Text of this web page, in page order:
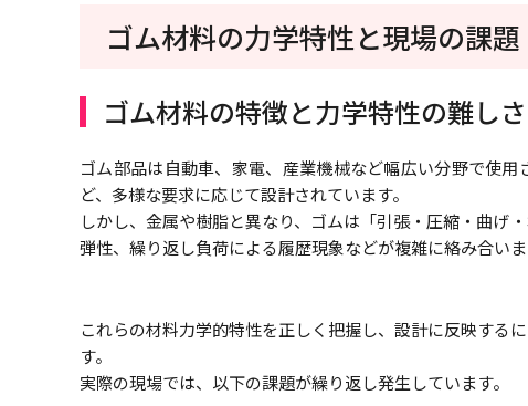
ゴム材料の力学特性と現場の課題
ゴム材料の特徴と力学特性の難しさ
ゴム部品は自動車、家電、産業機械など幅広い分野で使
ど、多様な要求に応じて設計されています。
しかし、金属や樹脂と異なり、ゴムは「引張・圧縮・曲げ
弾性、繰り返し負荷による履歴現象などが複雑に絡み合いま
これらの材料力学的特性を正しく把握し、設計に反映する
す。
実際の現場では、以下の課題が繰り返し発生しています。